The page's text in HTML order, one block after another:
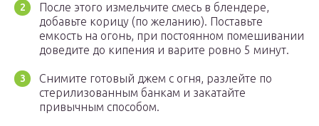
После этого измельчите смесь в блендере,
добавьте корицу (по желанию). Поставьте
емкость на огонь, при постоянном помешивании
доведите до кипения и варите ровно 5 минут.
Снимите готовый джем с огня, разлейте по
стерилизованным банкам и закатайте
привычным способом.